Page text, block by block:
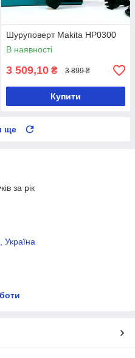
Шуруповерт Makita HP0300
В наявності
3 509,10 ₴ 3 899 ₴
Купити
ще
за рік
Україна